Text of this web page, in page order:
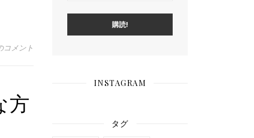
コメント
方
INSTAGRAM
タグ